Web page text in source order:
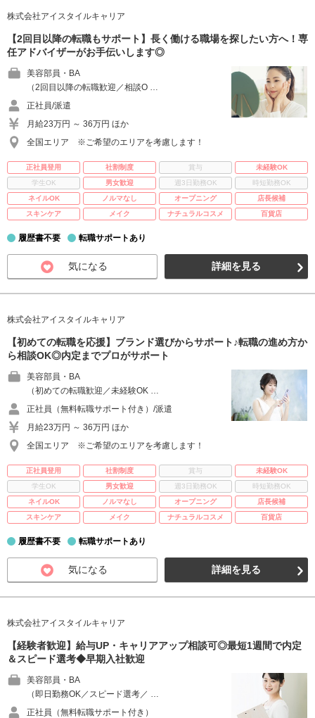
株式会社アイスタイルキャリア
【2回目以降の転職もサポート】長く働ける職場を探したい方へ！専
任アドバイザーがお手伝いします◎
美容部員・BA
（2回目以降の転職歓迎／相談O …
正社員/派遣
月給23万円 ～ 36万円 ほか
全国エリア ※ご希望のエリアを考慮します！
正社員登用 社割制度 賞与
未経験OK
学生OK
男女歓迎 週3日勤務OK
時短勤務OK
ネイルOK
ノルマなし オープニング
店長候補
スキンケア
メイク ナチュラルコスメ 百貨店
履歴書不要 転職サポートあり
気になる 詳細を見る
株式会社アイスタイルキャリア
【初めての転職を応援】ブランド選びからサポート♪転職の進め方か
ら相談OK◎内定までプロがサポート
美容部員・BA
（初めての転職歓迎／未経験OK …
正社員（無料転職サポート付き）/派遣
月給23万円 ～ 36万円 ほか
全国エリア ※ご希望のエリアを考慮します！
正社員登用 社割制度 賞与
未経験OK
学生OK
男女歓迎 週3日勤務OK
時短勤務OK
ネイルOK
ノルマなし オープニング
店長候補
スキンケア
メイク ナチュラルコスメ 百貨店
履歴書不要 転職サポートあり
気になる 詳細を見る
株式会社アイスタイルキャリア
【経験者歓迎】給与UP・キャリアアップ相談可◎最短1週間で内定
＆スピード選考◆早期入社歓迎
美容部員・BA
（即日勤務OK／スピード選考／ …
正社員（無料転職サポート付き）